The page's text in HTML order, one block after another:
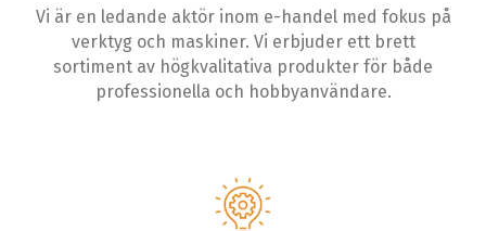
Vi är en ledande aktör inom e-handel med fokus på
verktyg och maskiner. Vi erbjuder ett brett
sortiment av högkvalitativa produkter för både
professionella och hobbyanvändare.